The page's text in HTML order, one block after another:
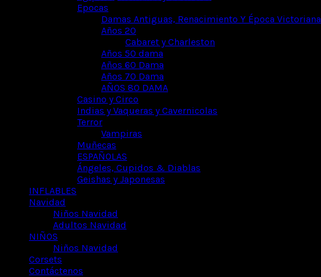
Epocas
Damas Antiguas, Renacimiento Y Época Victoriana
Años 20
Cabaret y Charleston
Años 50 dama
Años 60 Dama
Años 70 Dama
AÑOS 80 DAMA
Casino y Circo
Indias y Vaqueras y Cavernicolas
Terror
Vampiras
Muñecas
ESPAÑOLAS
Ángeles, Cupidos & Diablas
Geishas y Japonesas
INFLABLES
Navidad
Niños Navidad
Adultos Navidad
NIÑOS
Niños Navidad
Corsets
Contáctenos